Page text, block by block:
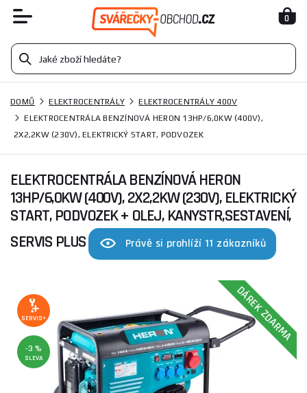
0
DOMŮ ELEKTROCENTRÁLY
ELEKTROCENTRÁLY 400V
ELEKTROCENTRÁLA BENZÍNOVÁ HERON 13HP/6,0KW (400V),
2X2,2KW (230V), ELEKTRICKÝ START, PODVOZEK
ELEKTROCENTRÁLA BENZÍNOVÁ HERON
13HP/6,0KW (400V), 2X2,2KW (230V), ELEKTRICKÝ
START, PODVOZEK+ OLEJ, KANYSTR,SESTAVENÍ,
SERVIS PLUS
Právě si prohlíží 11 zákazníků
SERVIS+
-3 %
SLEVA
DÁREK ZDARMA